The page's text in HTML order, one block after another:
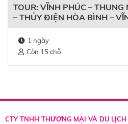
TOUR: VĨNH PHÚC –
– THỦY ĐIỆN HÒA BÌNH –
1 ngày
Còn 15 chỗ
CTY TNHH THƯƠNG MẠI VÀ DU